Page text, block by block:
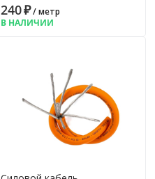
240₽/ метр
В НАЛИЧИИ